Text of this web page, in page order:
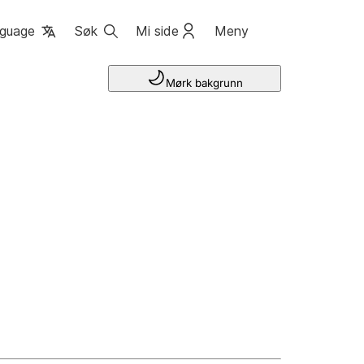
Søk Mi side Meny
Mørk bakgrunn